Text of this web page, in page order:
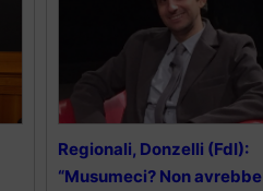
Regionali, Donzelli (FdI):
“Musumeci? Non avrebbe